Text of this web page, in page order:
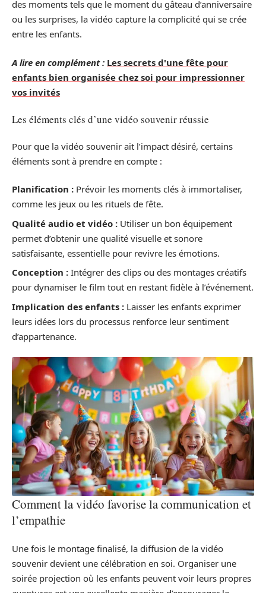
des moments tels que le moment du gâteau d’anniversaire
ou les surprises, la vidéo capture la complicité qui se crée
entre les enfants.
A lire en complément : Les secrets d'une fête pour
enfants bien organisée chez soi pour impressionner
vos invités
Les éléments clés d’une vidéo souvenir réussie
Pour que la vidéo souvenir ait l’impact désiré, certains
éléments sont à prendre en compte :
Planification : Prévoir les moments clés à immortaliser,
comme les jeux ou les rituels de fête.
Qualité audio et vidéo : Utiliser un bon équipement
permet d’obtenir une qualité visuelle et sonore
satisfaisante, essentielle pour revivre les émotions.
Conception : Intégrer des clips ou des montages créatifs
pour dynamiser le film tout en restant fidèle à l’événement.
Implication des enfants : Laisser les enfants exprimer
leurs idées lors du processus renforce leur sentiment
d’appartenance.
Comment la vidéo favorise la communication et
l’empathie
Une fois le montage finalisé, la diffusion de la vidéo
souvenir devient une célébration en soi. Organiser une
soirée projection où les enfants peuvent voir leurs propres